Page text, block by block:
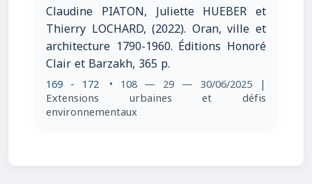
Claudine PIATON, Juliette HUEBER et
Thierry LOCHARD, (2022). Oran, ville et
architecture 1790-1960. Éditions Honoré
Clair et Barzakh, 365 p.
169 - 172 • 108 — 29 — 30/06/2025 |
Extensions urbaines et défis
environnementaux